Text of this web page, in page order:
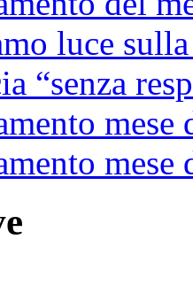
luce
“senza
mese
mese